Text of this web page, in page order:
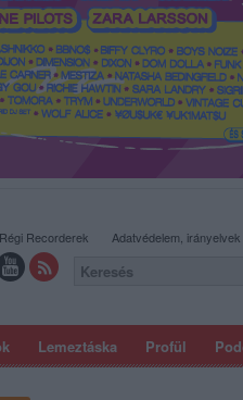
Lemeztáska Profül
Régi Recorderek Adatvédelem, irányelvek